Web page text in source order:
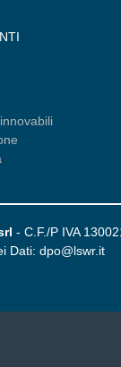
- C.F./P IVA
Dati: dpo@lswr.it